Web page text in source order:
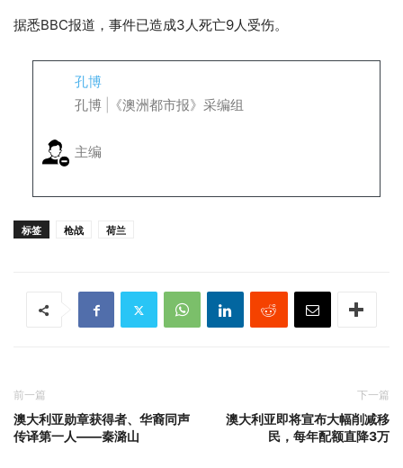
据悉BBC报道，事件已造成3人死亡9人受伤。
孔博
孔博 |《澳洲都市报》采编组
主编
标签 枪战 荷兰
前一篇
澳大利亚勋章获得者、华裔同声
传译第一人——秦潞山
下一篇
澳大利亚即将宣布大幅削减移
民，每年配额直降3万